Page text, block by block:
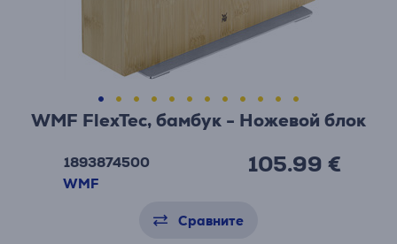
WMF FlexTec, бамбук - Ножевой блок
1893874500
WMF
105.99 €
Сравните